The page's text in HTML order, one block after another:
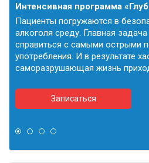
Интенсивная программа
Пациенты погружаются в
алкоголя среду. Главная
справиться с самыми острыми
употребления. И в результате
саморазрушающая жизнь
Записаться